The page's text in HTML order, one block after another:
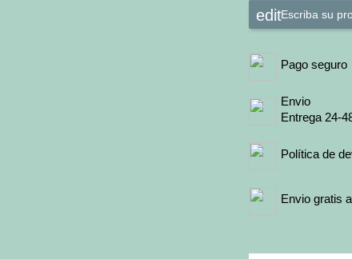
Escriba su
Pago seguro
Envio
Entrega 24-
Política de
Envio gratis